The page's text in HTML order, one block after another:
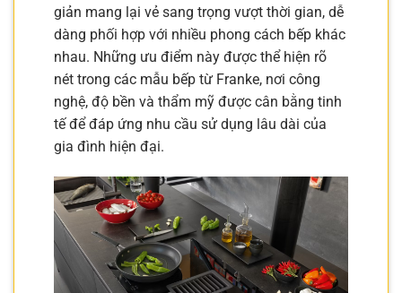
giản mang lại vẻ sang trọng vượt thời gian, dễ
dàng phối hợp với nhiều phong cách bếp khác
nhau. Những ưu điểm này được thể hiện rõ
nét trong các mẫu bếp từ Franke, nơi công
nghệ, độ bền và thẩm mỹ được cân bằng tinh
tế để đáp ứng nhu cầu sử dụng lâu dài của
gia đình hiện đại.